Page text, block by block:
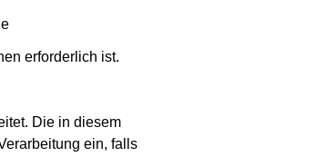
erforderlich ist.
Die in diesem
ein, falls